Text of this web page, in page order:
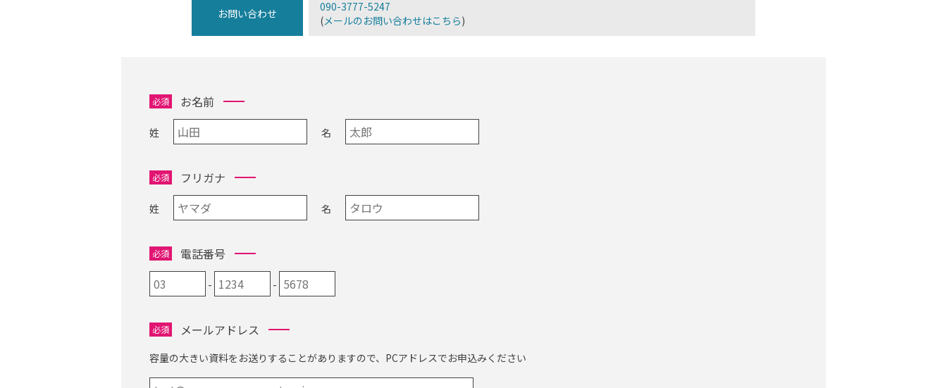
お問い合わせ
090-3777-5247
(メールのお問い合わせはこちら)
お名前
必須
姓 名
フリガナ
必須
姓 名
電話番号
必須
- -
メールアドレス
必須
容量の大きい資料をお送りすることがありますので、PCアドレスでお申込みください